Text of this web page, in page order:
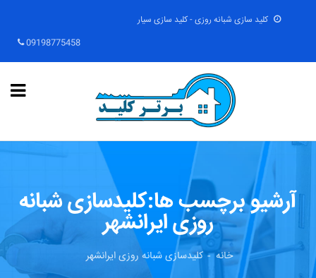
کلید سازی شبانه روزی - کلید سازی سیار
09198775458
آرشیو برچسب ها:کلیدسازی شبانه
روزی ایرانشهر
خانه کلیدسازی شبانه روزی ایرانشهر